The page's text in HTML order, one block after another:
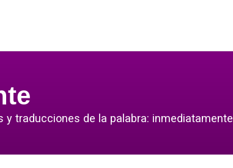
y traducciones de la palabra: inmediatamente